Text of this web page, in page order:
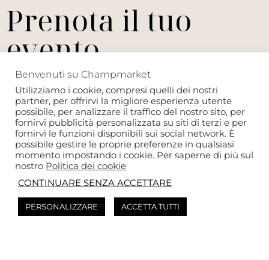
Prenota il tuo
evento
Non esitare a contattarci se vuoi organizzare un
evento! Comunicaci il tuo brief e ti invieremo un
preventivo gratuito e personalizzato entro 24-48
ore. 👌
Immersione nello Champagne
Una scelta di case
Benvenuti su Champmarket
Utilizziamo i cookie, compresi quelli dei nostri
partner, per offrirvi la migliore esperienza utente
possibile, per analizzare il traffico del nostro sito, per
fornirvi pubblicità personalizzata su siti di terzi e per
fornirvi le funzioni disponibili sui social network. È
possibile gestire le proprie preferenze in qualsiasi
momento impostando i cookie. Per saperne di più sul
nostro Politica dei cookie
CONTINUARE SENZA ACCETTARE
PERSONALIZZARE ACCETTA TUTTI